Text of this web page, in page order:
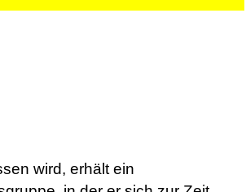
wird, erhält ein